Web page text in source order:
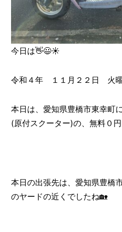
今日は👋😃☀️
令和４年 １１月２２日 火
本日は、愛知県豊橋市東幸町
(原付スクーター)の、無料０
本日の出張先は、愛知県豊橋
のヤードの近くでしたね🏡